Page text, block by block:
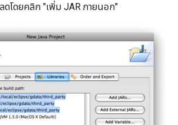
โดยคลิก "เพิ่ม JAR ภายนอก"